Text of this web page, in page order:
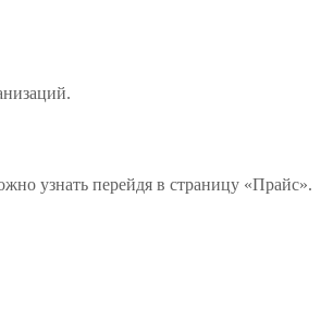
узнать перейдя в страницу «Прайс».